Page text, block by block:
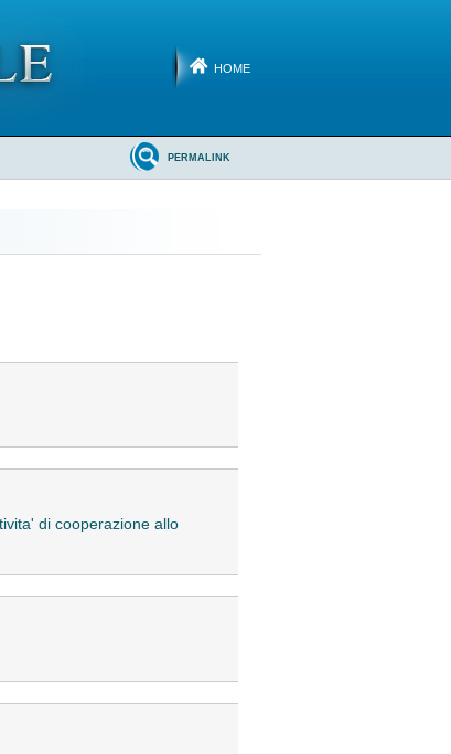
HOME
PERMALINK
di cooperazione allo